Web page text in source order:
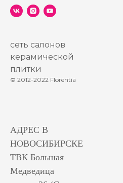
сеть салонов
керамической
плитки
© 2012-2022 Florentia
АДРЕС В
НОВОСИБИРСКЕ
ТВК Большая
Медведица